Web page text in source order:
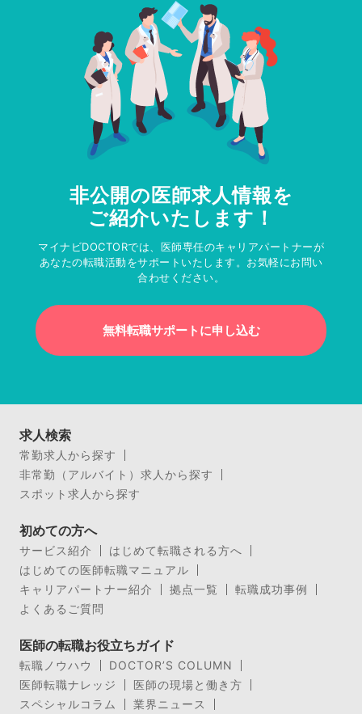
非公開の医師求人情報を
ご紹介いたします！
マイナビDOCTORでは、医師専任のキャリアパートナーが
あなたの転職活動をサポートいたします。お気軽にお問い
合わせください。
無料転職サポートに申し込む
求人検索
常勤求人から探す
非常勤（アルバイト）求人から探す
スポット求人から探す
初めての方へ
サービス紹介
はじめて転職される方へ
はじめての医師転職マニュアル
キャリアパートナー紹介
拠点一覧
転職成功事例
よくあるご質問
医師の転職お役立ちガイド
転職ノウハウ
DOCTOR’S COLUMN
医師転職ナレッジ
医師の現場と働き方
スペシャルコラム
業界ニュース